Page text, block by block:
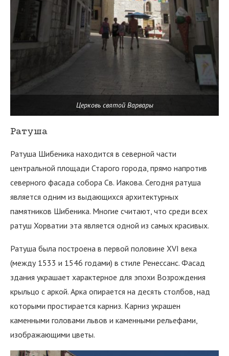
Церковь святой Варвары
Ратуша
Ратуша Шибеника находится в северной части
центральной площади Старого города, прямо напротив
северного фасада собора Св. Иакова. Сегодня ратуша
является одним из выдающихся архитектурных
памятников Шибеника. Многие считают, что среди всех
ратуш Хорватии эта является одной из самых красивых.
Ратуша была построена в первой половине XVI века
(между 1533 и 1546 годами) в стиле Ренессанс. Фасад
здания украшает характерное для эпохи Возрождения
крыльцо с аркой. Арка опирается на десять столбов, над
которыми простирается карниз. Карниз украшен
каменными головами львов и каменными рельефами,
изображающими цветы.